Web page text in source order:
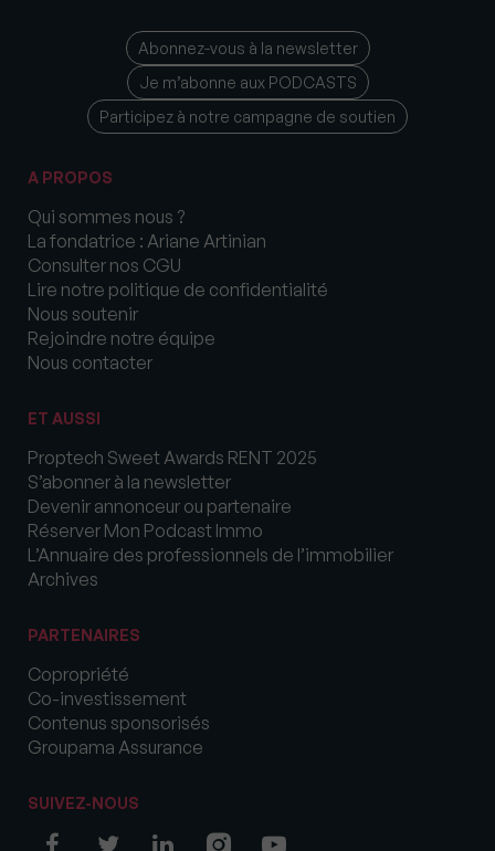
Abonnez-vous à la newsletter
Je m’abonne aux PODCASTS
Participez à notre campagne de soutien
A PROPOS
Qui sommes nous ?
La fondatrice : Ariane Artinian
Consulter nos CGU
Lire notre politique de confidentialité
Nous soutenir
Rejoindre notre équipe
Nous contacter
ET AUSSI
Proptech Sweet Awards RENT 2025
S’abonner à la newsletter
Devenir annonceur ou partenaire
Réserver Mon Podcast Immo
L’Annuaire des professionnels de l’immobilier
Archives
PARTENAIRES
Copropriété
Co-investissement
Contenus sponsorisés
Groupama Assurance
SUIVEZ-NOUS